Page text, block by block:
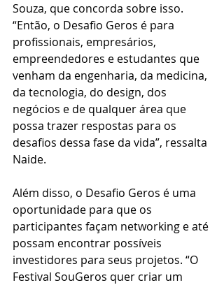
Souza, que concorda sobre isso.
“Então, o Desafio Geros é para
profissionais, empresários,
empreendedores e estudantes que
venham da engenharia, da medicina,
da tecnologia, do design, dos
negócios e de qualquer área que
possa trazer respostas para os
desafios dessa fase da vida”, ressalta
Naide.
Além disso, o Desafio Geros é uma
oportunidade para que os
participantes façam networking e até
possam encontrar possíveis
investidores para seus projetos. “O
Festival SouGeros quer criar um